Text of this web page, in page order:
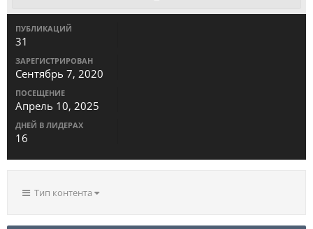
ПУБЛИКАЦИЙ
31
ЗАРЕГИСТРИРОВАН
Сентябрь 7, 2020
ПОСЕЩЕНИЕ
Апрель 10, 2025
ДНЕЙ В ЛИДЕРАХ
16
Тип контента